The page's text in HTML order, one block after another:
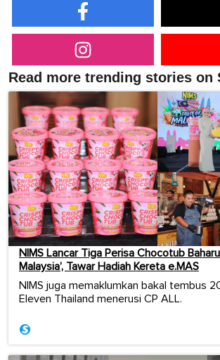
Read more trending stories on
NIMS Lancar Tiga Perisa Chocotub
Malaysia’, Tawar Hadiah Kereta e.MAS
NIMS juga memaklumkan bakal tembus
Eleven Thailand menerusi CP ALL.